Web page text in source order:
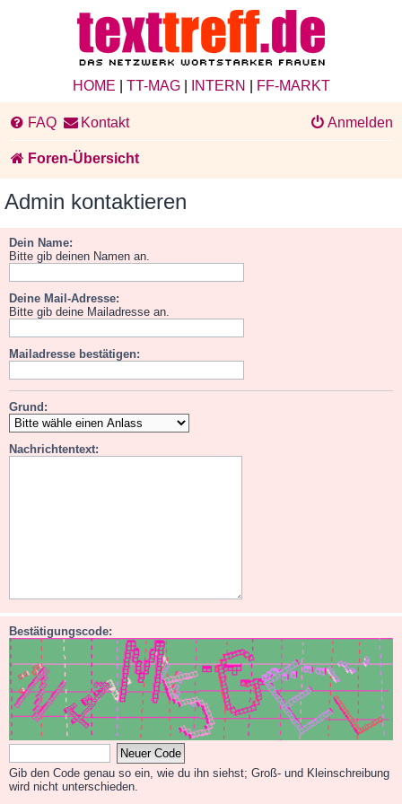
HOME TT-MAG| INTERN FF-MARKT
FAQ Kontakt Anmelden
Foren-Übersicht
Admin kontaktieren
Dein Name:
Bitte gib deinen Namen an.
Deine Mail-Adresse:
Bitte gib deine Mailadresse an.
Mailadresse bestätigen:
Grund:
Nachrichtentext:
Bestätigungscode:
Gib den Code genau so ein, wie du ihn siehst; Groß- und Kleinschreibung
wird nicht unterschieden.